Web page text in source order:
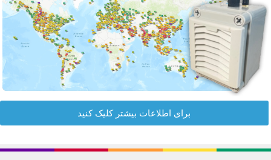
برای اطلاعات بیشتر کلیک کنید